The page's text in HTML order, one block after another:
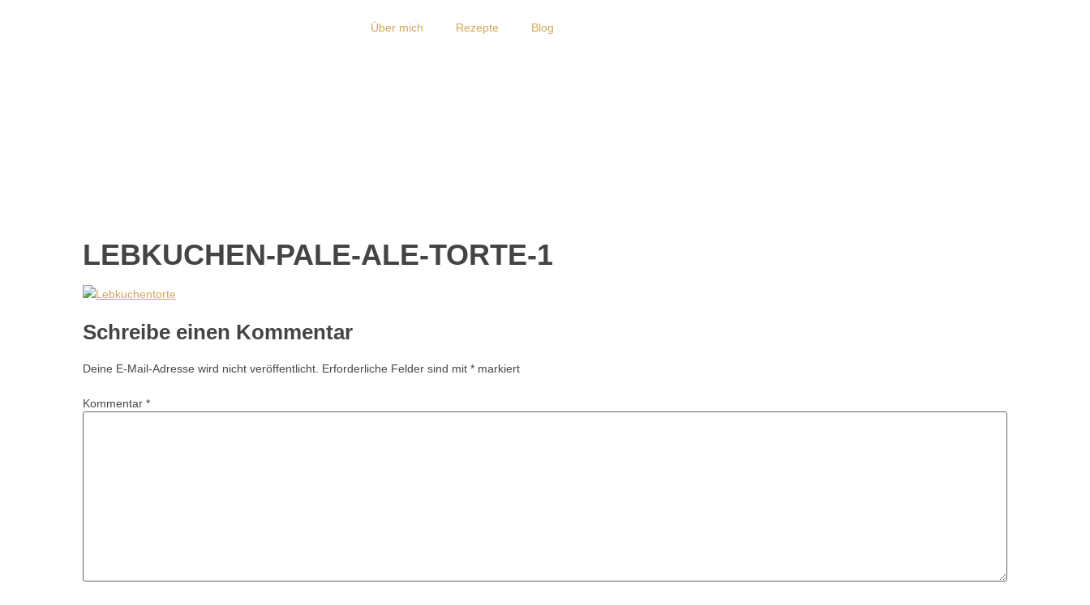
Über mich Rezepte Blog
LEBKUCHEN-PALE-ALE-TORTE-1
Schreibe einen Kommentar
Deine E-Mail-Adresse wird nicht veröffentlicht. Erforderliche Felder sind mit * markiert
Kommentar *